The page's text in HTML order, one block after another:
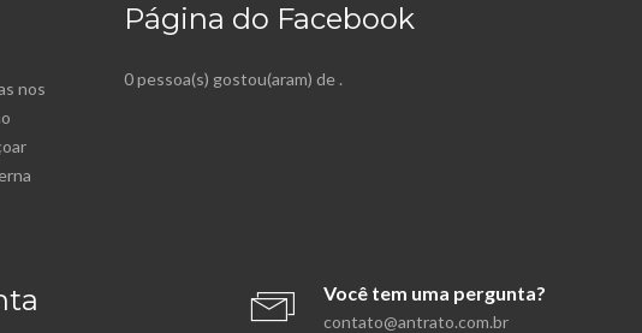
nos
Página do Facebook
0 pessoa(s) gostou(aram) de .
Você tem uma pergunta?
contato@antrato.com.br